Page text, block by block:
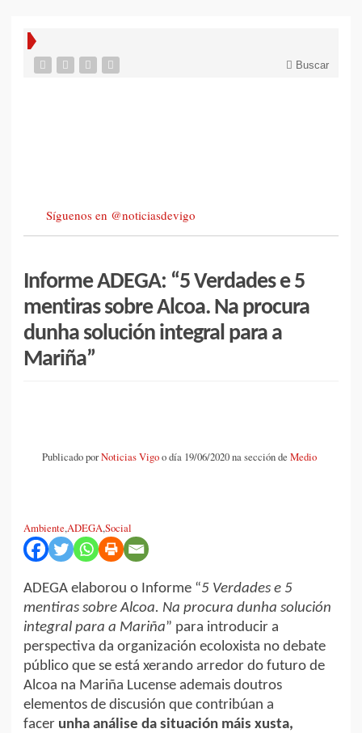
Buscar
Síguenos en @noticiasdevigo
Informe ADEGA: “5 Verdades e 5
mentiras sobre Alcoa. Na procura
dunha solución integral para a
Mariña”
Publicado porNoticias Vigoo día 19/06/2020 na sección de Medio
Ambiente,ADEGA,Social
ADEGA elaborou o Informe “5 Verdades e 5
mentiras sobre Alcoa. Na procura dunha solución
integral para a Mariña” para introducir a
perspectiva da organización ecoloxista no debate
público que se está xerando arredor do futuro de
Alcoa na Mariña Lucense ademais doutros
elementos de discusión que contribúan a
facer unha análise da situación máis xusta,